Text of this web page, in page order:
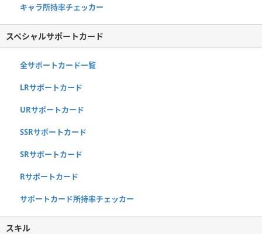
キャラ所持率チェッカー
スペシャルサポートカード
全サポートカード一覧
LRサポートカード
URサポートカード
SSRサポートカード
SRサポートカード
Rサポートカード
サポートカード所持率チェッカー
スキル